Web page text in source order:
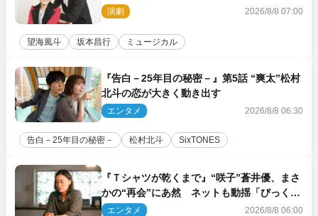
原動力を語る
演劇 2026/8/8 07:00
望海風斗 坂本昌行 ミュージカル
『告白－25年目の秘密－』第5話 “爽太”松村
北斗の恋が大きく動き出す
エンタメ 2026/8/8 06:30
告白－25年目の秘密－ 松村北斗 SixTONES
『Ｔシャツが乾くまで』“咲子”蒼井優、まさ
かの“再会”にあ然 ネットも動揺「びっくり
した!!」「今さら?!」（ネタバレあり）
エンタメ 2026/8/8 06:00